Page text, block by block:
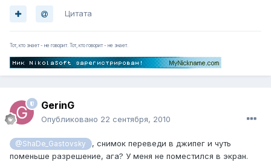
Цитата
Тот, кто знает - не говорит. Тот, кто говорит - не знает.
GerinG
Опубликовано 22 сентября, 2010
@ShaDe_Gastovsky
, снимок переведи в джипег и чуть
поменьше разрешение, ага? У меня не поместился в экран.